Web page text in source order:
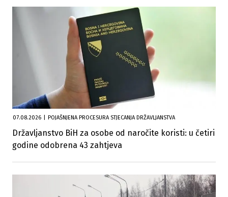
07.08.2026 POJAŠNJENA PROCESURA STJECANJA DRŽAVLJANSTVA
Državljanstvo BiH za osobe od naročite koristi: u četiri
godine odobrena 43 zahtjeva